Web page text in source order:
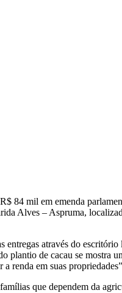
84 mil em emenda
Alves – Aspruma,
entregas através do
plantio de cacau se mostra
renda em suas
que dependem da